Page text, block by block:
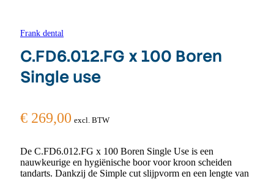
Frank dental
C.FD6.012.FG x 100 Boren
Single use
€ 269,00 excl. BTW
De C.FD6.012.FG x 100 Boren Single Use is een
nauwkeurige en hygiënische boor voor kroon scheiden
tandarts. Dankzij de Simple cut slijpvorm en een lengte van